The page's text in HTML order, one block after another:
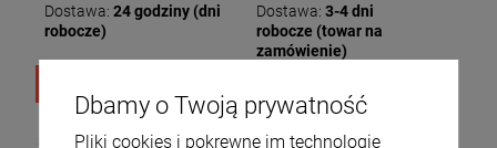
Dostawa: 24 godziny (dni
robocze)
Dostawa: 3-4 dni
robocze (towar na
zamówienie)
Dbamy o Twoją prywatność
Pliki cookies i pokrewne im technologie